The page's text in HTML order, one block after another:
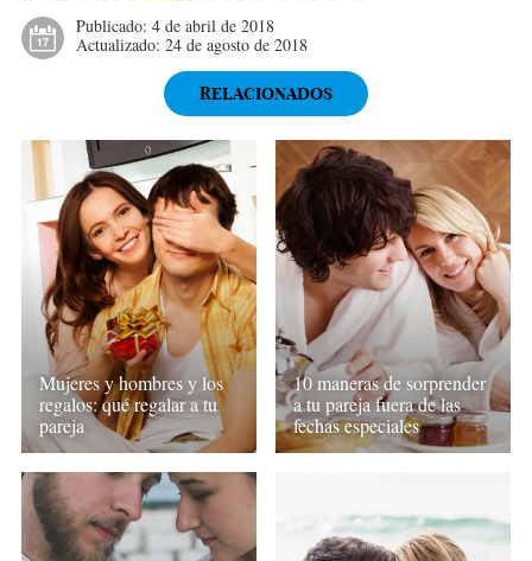
Publicado: 4 de abril de 2018
Actualizado: 24 de agosto de 2018
RELACIONADOS
Mujeres y hombres y los
regalos: qué regalar a tu
pareja
10 maneras de sorprender
a tu pareja fuera de las
fechas especiales